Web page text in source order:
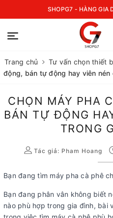
SHOPG7 - HÀNG GIA
Trang chủ Tư vấn chọn thiết
động, bán tự động hay viên
CHỌN MÁY PHA
BÁN TỰ ĐỘNG
TRONG
Tác giả: Pham Hoang
Bạn đang tìm máy pha cà phê
Bạn đang phân vân không biết
nào phù hợp trong gia đình, bài